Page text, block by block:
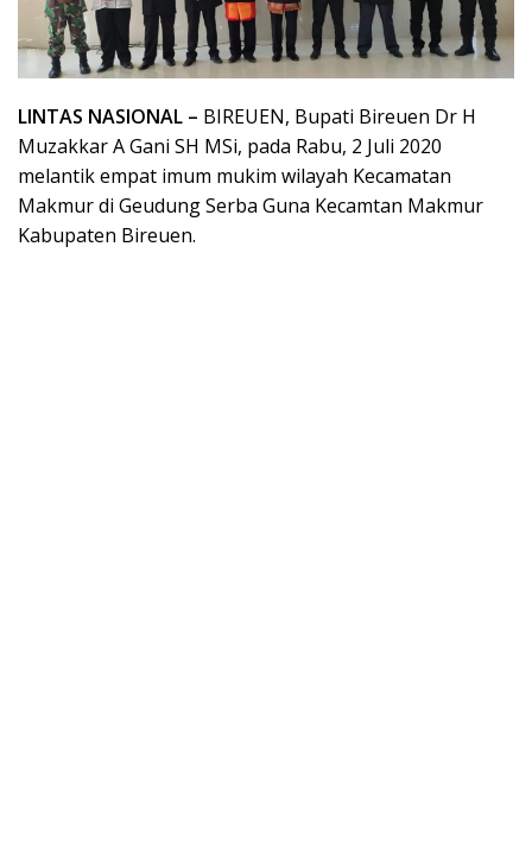
LINTAS NASIONAL – BIREUEN, Bupati Bireuen Dr H
Muzakkar A Gani SH MSi, pada Rabu, 2 Juli 2020
melantik empat imum mukim wilayah Kecamatan
Makmur di Geudung Serba Guna Kecamtan Makmur
Kabupaten Bireuen.